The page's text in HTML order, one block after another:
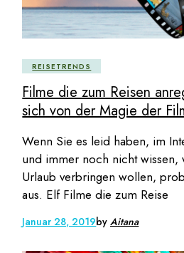
REISETRENDS
Filme die zum Reisen
sich von der Magie der
Wenn Sie es leid haben, im
und immer noch nicht wissen,
Urlaub verbringen wollen,
aus. Elf Filme die zum Reise
Januar 28, 2019byAitana